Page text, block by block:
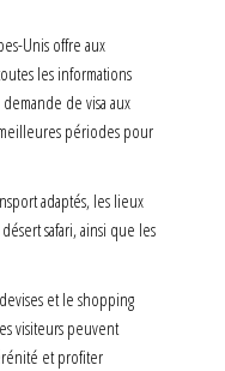
Unis offre aux
les informations
de visa aux
périodes pour
adaptés, les lieux
safari, ainsi que les
et le shopping
visiteurs peuvent
et profiter